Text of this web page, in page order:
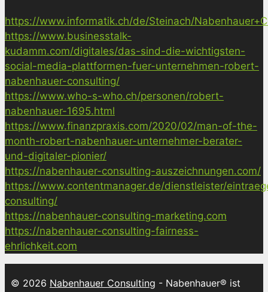
https://www.informatik.ch/de/Steinach/
https://www.businesstalk-
kudamm.com/digitales/das-sind-die-wichtigsten-
social-media-plattformen-fuer-unternehmen-robert-
nabenhauer-consulting/
https://www.who-s-who.ch/personen/robert-
nabenhauer-1695.html
https://www.finanzpraxis.com/2020/02/man-of-the-
month-robert-nabenhauer-unternehmer-berater-
und-digitaler-pionier/
https://nabenhauer-consulting-auszeichnungen.com/
https://www.contentmanager.de/dienstleister/
consulting/
https://nabenhauer-consulting-marketing.com
https://nabenhauer-consulting-fairness-
ehrlichkeit.com
© 2026 Nabenhauer Consulting - Nabenhauer® ist